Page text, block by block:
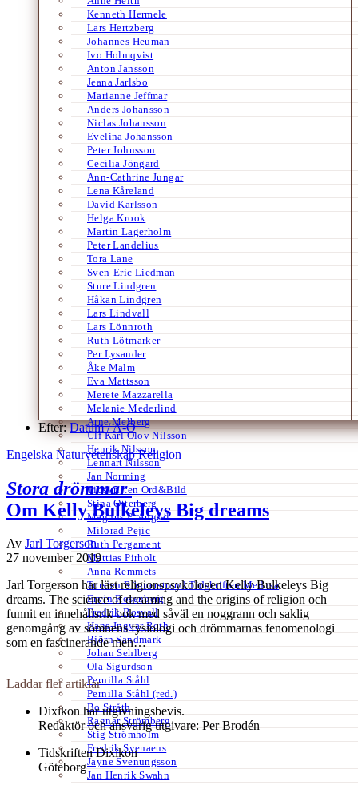
Kenneth Hermele
Lars Hertzberg
Johannes Heuman
Ivo Holmqvist
Anton Jansson
Jeana Jarlsbo
Marianne Jeffmar
Anders Johansson
Niclas Johansson
Evelina Johansson
Peter Johnsson
Cecilia Jöngard
Ann-Cathrine Jungar
Lena Kåreland
David Karlsson
Helga Krook
Martin Lagerholm
Peter Landelius
Tora Lane
Sven-Eric Liedman
Sture Lindgren
Håkan Lindgren
Lars Lindvall
Lars Lönnroth
Ruth Lötmarker
Per Lysander
Åke Malm
Eva Mattsson
Merete Mazzarella
Melanie Mederlind
Arne Melberg
Ulf Karl Olov Nilsson
Henrik Nilsson
Lennart Nilsson
Jan Norming
Tidskriften Ord&Bild
Stina Otterberg
Magnus P. Ängsal
Milorad Pejic
Ruth Pergament
Mattias Pirholt
Anna Remmets
Torsten Rönnerstrand Tidskriften Medusa
Ervin Rosenberg
Fredrik Rosvall
Hans-Ingvar Roth
Björn Sandmark
Johan Sehlberg
Ola Sigurdson
Pernilla Ståhl
Pernilla Ståhl (red.)
Bo Stråth
Ragnar Strömberg
Stig Strömholm
Fredrik Svenaeus
Jayne Svenungsson
Jan Henrik Swahn
Efter:Datum /A-Ö
Engelska Naturvetenskap Religion
Stora drömmar
Om Kelly Bulkeleys Big dreams
Av Jarl Torgerson
27 november 2019
Jarl Torgerson har läst religionspsykologen Kelly Bulkeleys Big
dreams. The science of dreaming and the origins of religion och
funnit en innehållsrik bok med såväl en noggrann och saklig
genomgång av sömnens fysiologi och drömmarnas fenomenologi
som en fascinerande men…
Laddar fler artiklar
Dixikon har utgivningsbevis.
Redaktör och ansvarig utgivare: Per Brodén
Tidskriften Dixikon
Göteborg